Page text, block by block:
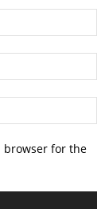
browser for the